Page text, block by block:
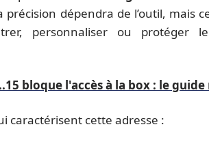
dépendra de l’outil, mais
personnaliser ou protéger
bloque l'accès à la box : le
caractérisent cette adresse :